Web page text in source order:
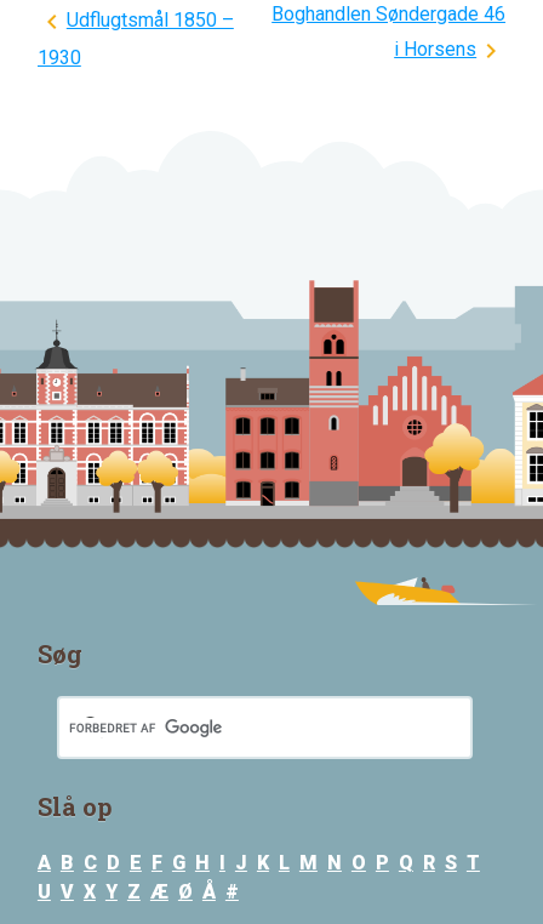
Indlægsnavigation
Udflugtsmål 1850 –
1930
Boghandlen Søndergade 46
i Horsens
Søg
Slå op
A B C D E F G H I J K L M N O P Q R S T
U V X Y Z Æ Ø Å #